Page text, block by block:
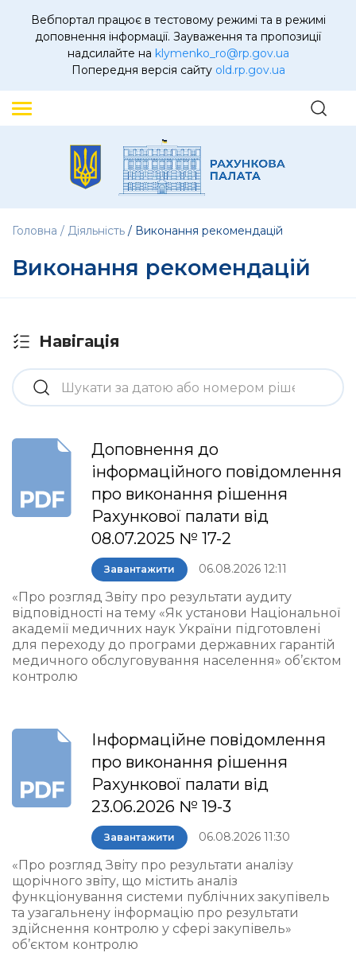
Вебпортал працює в тестовому режимі та в режимі
доповнення інформації. Зауваження та пропозиції
надсилайте на klymenko_ro@rp.gov.ua
Попередня версія сайту old.rp.gov.ua
Головна Діяльність Виконання рекомендацій
Виконання рекомендацій
Навігація
Доповнення до
інформаційного повідомлення
про виконання рішення
Рахункової палати від
08.07.2025 № 17-2
Завантажити 06.08.2026 12:11
«Про розгляд Звіту про результати аудиту
відповідності на тему «Як установи Національної
академії медичних наук України підготовлені
для переходу до програми державних гарантій
медичного обслуговування населення» об’єктом
контролю
Інформаційне повідомлення
про виконання рішення
Рахункової палати від
23.06.2026 № 19-3
Завантажити 06.08.2026 11:30
«Про розгляд Звіту про результати аналізу
щорічного звіту, що містить аналіз
функціонування системи публічних закупівель
та узагальнену інформацію про результати
здійснення контролю у сфері закупівель»
об’єктом контролю